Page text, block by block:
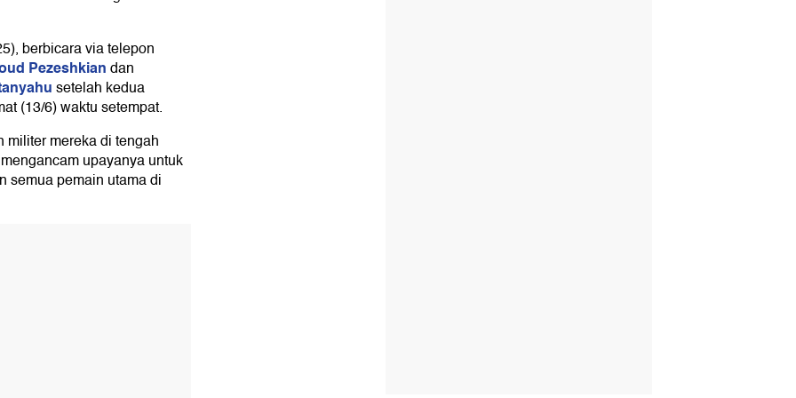
berbicara via telepon
Pezeshkiandan
setelah kedua
(13/6) waktu setempat.
militer mereka di tengah
upayanya untuk
semua pemain utama di